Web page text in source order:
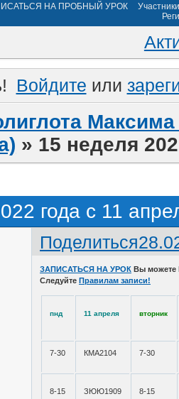
НА ПРОБНЫЙ УРОК
Участники
Войдите или
» 15 неделя
года с 11
Поделиться
ЗАПИСАТЬСЯ НА УРОК Вы
Следуйте Правилам записи!
пнд 11 апреля вторник
7-30 КМА2104 7-30
8-15 ЗЮЮ1909 8-15